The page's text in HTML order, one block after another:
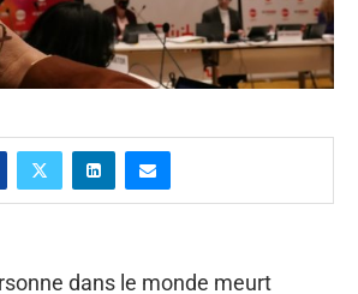
dans le monde meurt